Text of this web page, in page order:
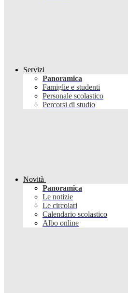
Servizi
Panoramica
Famiglie e studenti
Personale scolastico
Percorsi di studio
Novità
Panoramica
Le notizie
Le circolari
Calendario scolastico
Albo online